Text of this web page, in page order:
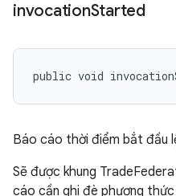
invocationStarted
public void
Báo cáo thời điểm bắt đầu
Sẽ được khung
cáo cần ghi đè phương